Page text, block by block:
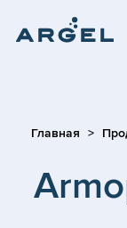
Главная